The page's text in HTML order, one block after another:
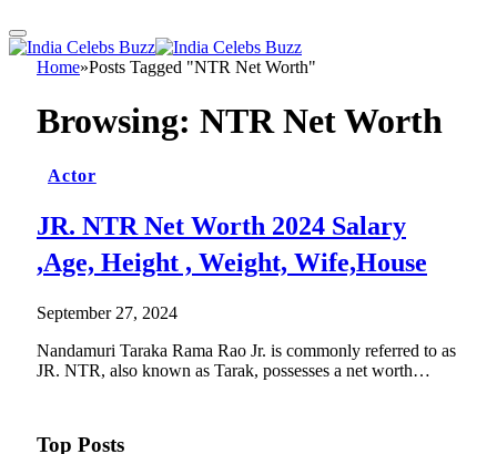
Home»Posts Tagged "NTR Net Worth"
Browsing: NTR Net Worth
Actor
JR. NTR Net Worth 2024 Salary
,Age, Height , Weight, Wife,House
September 27, 2024
Nandamuri Taraka Rama Rao Jr. is commonly referred to as
JR. NTR, also known as Tarak, possesses a net worth…
Top Posts